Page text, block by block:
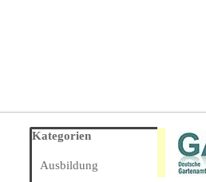
Block überspringen Kategorien
Kategorien
Ausbildung